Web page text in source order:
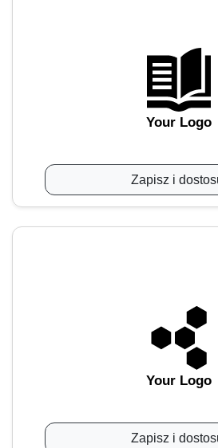
Your Logo
Zapisz i
Your Logo
Zapisz i